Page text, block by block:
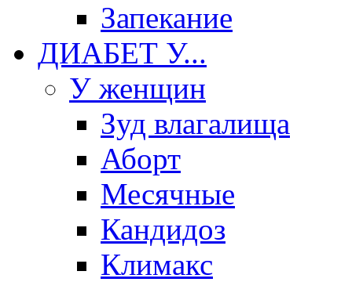
Запекание
ДИАБЕТ У...
У женщин
Зуд влагалища
Аборт
Месячные
Кандидоз
Климакс